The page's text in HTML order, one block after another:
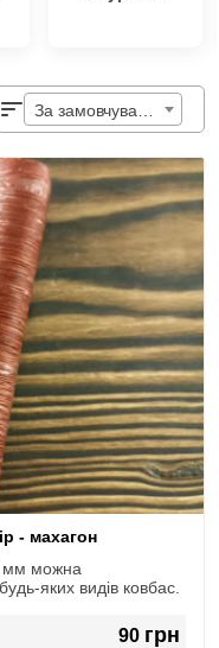
- махагон
мм можна
яких видів ковбас.
90 грн